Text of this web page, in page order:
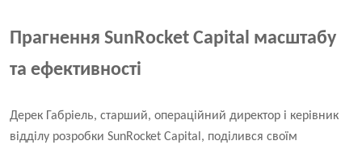
Прагнення SunRocket Capital масштабу
та ефективності
Дерек Габріель, старший, операційний директор і керівник
відділу розробки SunRocket Capital, поділився своїм